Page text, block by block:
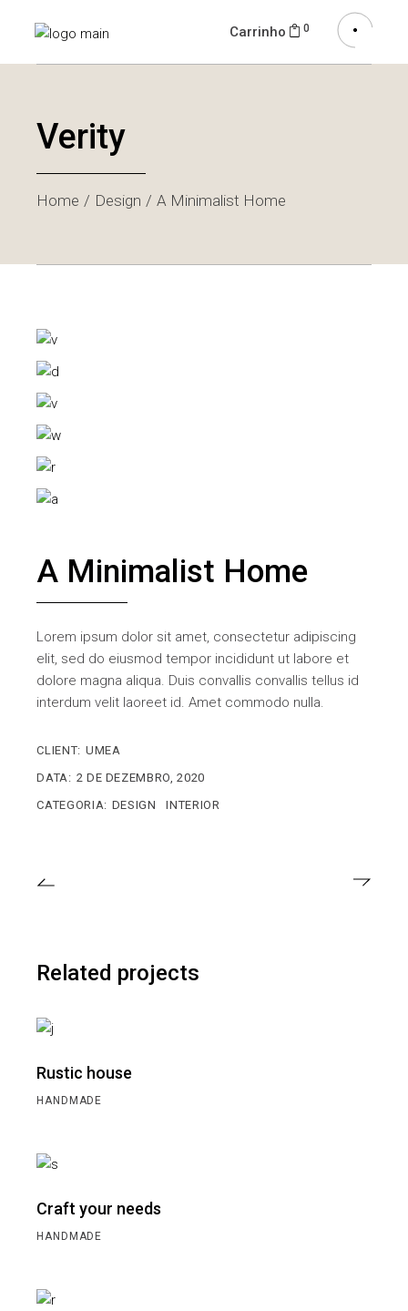
Carrinho 0
Verity
Home Design A Minimalist Home
A Minimalist Home
Lorem ipsum dolor sit amet, consectetur adipiscing
elit, sed do eiusmod tempor incididunt ut labore et
dolore magna aliqua. Duis convallis convallis tellus id
interdum velit laoreet id. Amet commodo nulla.
CLIENT: UMEA
DATA: 2 DE DEZEMBRO, 2020
CATEGORIA: DESIGN INTERIOR
Related projects
Rustic house
HANDMADE
Craft your needs
HANDMADE